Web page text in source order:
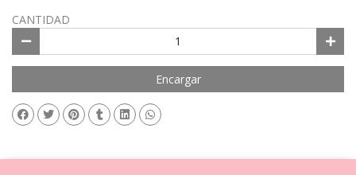
CANTIDAD
Encargar